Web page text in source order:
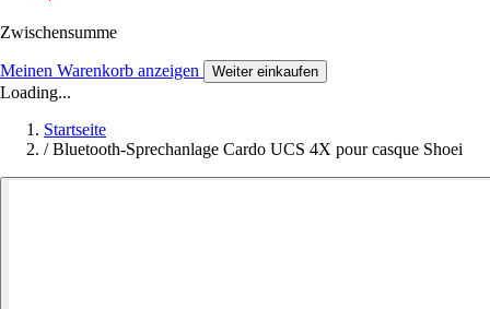
Zwischensumme
Meinen Warenkorb anzeigen Weiter einkaufen
Loading...
Startseite
/ Bluetooth-Sprechanlage Cardo UCS 4X pour casque Shoei